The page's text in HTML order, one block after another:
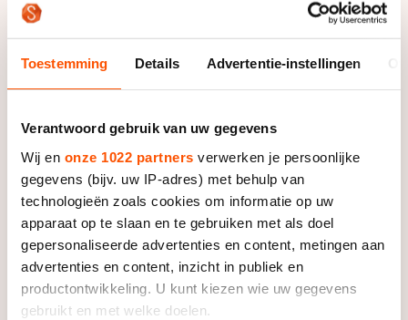
Toestemming Details Advertentie-instellingen
Verantwoord gebruik van uw gegevens
Wij en onze 1022 partners verwerken je persoonlijke
gegevens (bijv. uw IP-adres) met behulp van
technologieën zoals cookies om informatie op uw
apparaat op te slaan en te gebruiken met als doel
gepersonaliseerde advertenties en content, metingen aan
advertenties en content, inzicht in publiek en
productontwikkeling. U kunt kiezen wie uw gegevens
gebruikt en met welke doelen.
Deze zomer de weg op
Waar kan ik schaatsen en skaten?
Alles voor jou als schaatsfan
Word schaatsfan!
Winacties
Olympische Spelen
Olympische Spelen
Medaillespiegel
Olympische uitslagen
Van Jong tot Goud verhalen
Foto: Neeke Smit
De Belg kwam in de marathon in het Zuid-Koreaanse